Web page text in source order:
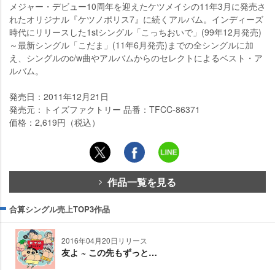
メジャー・デビュー10周年を迎えたケツメイシの11年3月に発売さ
れたオリジナル『ケツノポリス7』に続くアルバム。インディーズ
時代にリリースした1stシングル「こっちおいで」(99年12月発売)
～最新シングル「こだま」(11年6月発売)までの全シングルに加
え、シングルのc/w曲やアルバムからのセレクトによるベスト・ア
ルバム。
発売日：2011年12月21日
発売元：トイズファクトリー 品番：TFCC-86371
価格：2,619円（税込）
作品一覧を見る
合算シングル売上TOP3作品
2016年04月20日リリース
友よ ~ この先もずっと…